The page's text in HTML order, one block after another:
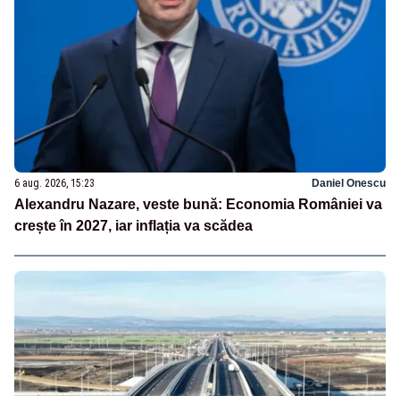
6 aug. 2026, 15:23 Daniel Onescu
Alexandru Nazare, veste bună: Economia României va
crește în 2027, iar inflația va scădea